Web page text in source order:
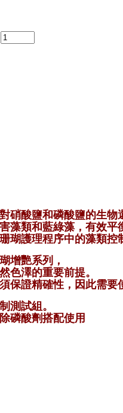
硝酸鹽和磷酸鹽的生物
藻類和藍綠藻，有效平
瑚護理程序中的藻類控
增艷系列，
色澤的重要前提。
保證精確性，因此需要
測試組。
磷酸劑搭配使用